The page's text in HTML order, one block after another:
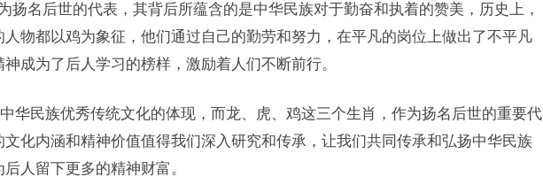
扬名后世的代表，其背后所蕴含的是中华民族对于勤奋和执着的赞美，历史上，
人物都以鸡为象征，他们通过自己的勤劳和努力，在平凡的岗位上做出了不平凡
成为了后人学习的榜样，激励着人们不断前行。
中华民族优秀传统文化的体现，而龙、虎、鸡这三个生肖，作为扬名后世的重要代
文化内涵和精神价值值得我们深入研究和传承，让我们共同传承和弘扬中华民族
人留下更多的精神财富。